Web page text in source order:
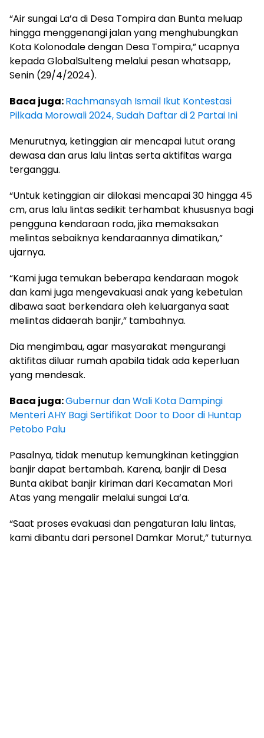
“Air sungai La’a di Desa Tompira dan Bunta meluap
hingga menggenangi jalan yang menghubungkan
Kota Kolonodale dengan Desa Tompira,” ucapnya
kepada GlobalSulteng melalui pesan whatsapp,
Senin (29/4/2024).
Baca juga:Rachmansyah Ismail Ikut Kontestasi
Pilkada Morowali 2024, Sudah Daftar di 2 Partai Ini
Menurutnya, ketinggian air mencapai lutut orang
dewasa dan arus lalu lintas serta aktifitas warga
terganggu.
“Untuk ketinggian air dilokasi mencapai 30 hingga 45
cm, arus lalu lintas sedikit terhambat khususnya bagi
pengguna kendaraan roda, jika memaksakan
melintas sebaiknya kendaraannya dimatikan,”
ujarnya.
“Kami juga temukan beberapa kendaraan mogok
dan kami juga mengevakuasi anak yang kebetulan
dibawa saat berkendara oleh keluarganya saat
melintas didaerah banjir,” tambahnya.
Dia mengimbau, agar masyarakat mengurangi
aktifitas diluar rumah apabila tidak ada keperluan
yang mendesak.
Baca juga:Gubernur dan Wali Kota Dampingi
Menteri AHY Bagi Sertifikat Door to Door di Huntap
Petobo Palu
Pasalnya, tidak menutup kemungkinan ketinggian
banjir dapat bertambah. Karena, banjir di Desa
Bunta akibat banjir kiriman dari Kecamatan Mori
Atas yang mengalir melalui sungai La’a.
“Saat proses evakuasi dan pengaturan lalu lintas,
kami dibantu dari personel Damkar Morut,” tuturnya.